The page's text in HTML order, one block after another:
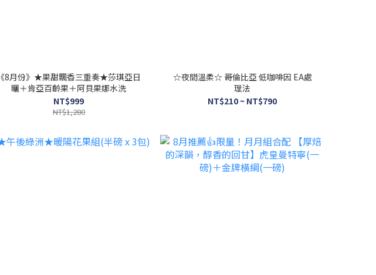
《8月份》★果甜飄香三重奏★莎琪亞日
曬＋肯亞百齡果＋阿貝果娜水洗
NT$999
NT$1,280
☆夜間溫柔☆ 哥倫比亞 低咖啡因 EA處
理法
NT$210 ~ NT$790